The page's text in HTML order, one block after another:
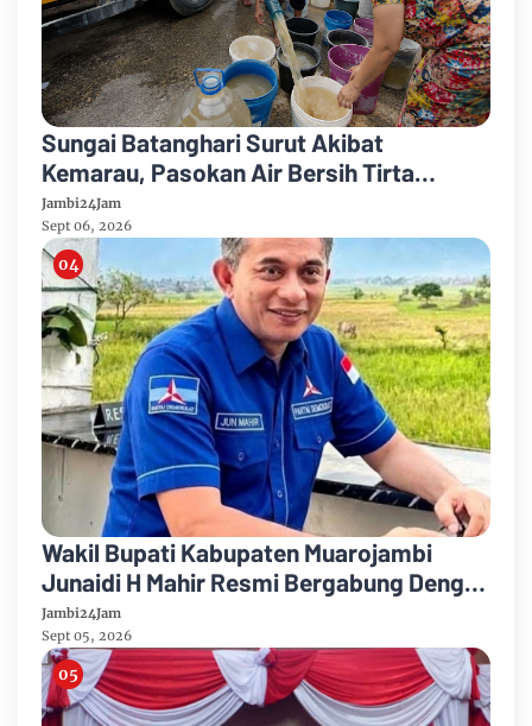
Sungai Batanghari Surut Akibat
Kemarau, Pasokan Air Bersih Tirta
Mayang Jambi Keruh
Jambi24Jam
Sept 06, 2026
Wakil Bupati Kabupaten Muarojambi
Junaidi H Mahir Resmi Bergabung Dengan
Partai Demikrat
Jambi24Jam
Sept 05, 2026